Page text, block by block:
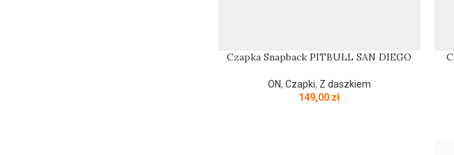
Czapka Snapback PITBULL SAN DIEGO
ON, Czapki, Z daszkiem
149,00 zł